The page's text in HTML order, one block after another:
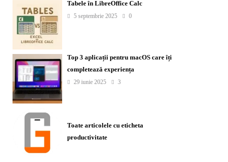
Tabele în LibreOffice Calc
5 septembrie 2025 0
Top 3 aplicații pentru macOS care îți
completează experiența
29 iunie 2025 3
Toate articolele cu eticheta
productivitate